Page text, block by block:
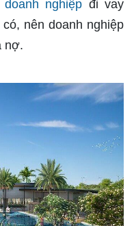
doanh nghiệp đi vay
nên doanh nghiệp
nợ.